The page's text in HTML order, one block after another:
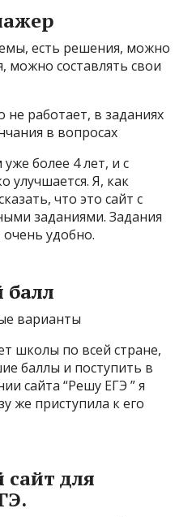
есть решения, можно
можно составлять свои
не работает, в заданиях
в вопросах
более 4 лет, и с
улучшается. Я, как
что это сайт с
заданиями. Задания
удобно.
балл
варианты
школы по всей стране,
баллы и поступить в
сайта “Решу ЕГЭ ” я
же приступила к его
для